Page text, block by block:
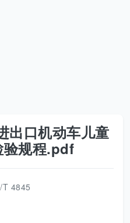
出口机动车儿童
验规程.pdf
T 4845